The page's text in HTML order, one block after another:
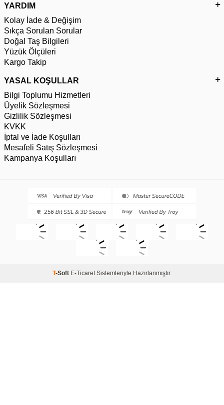
YARDIM
Kolay İade & Değişim
Sıkça Sorulan Sorular
Doğal Taş Bilgileri
Yüzük Ölçüleri
Kargo Takip
YASAL KOŞULLAR
Bilgi Toplumu Hizmetleri
Üyelik Sözleşmesi
Gizlilik Sözleşmesi
KVKK
İptal ve İade Koşulları
Mesafeli Satış Sözleşmesi
Kampanya Koşulları
T-Soft E-Ticaret Sistemleriyle Hazırlanmıştır.